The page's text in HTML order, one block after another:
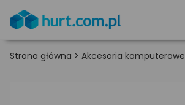
Strona główna > Akcesoria komputerowe